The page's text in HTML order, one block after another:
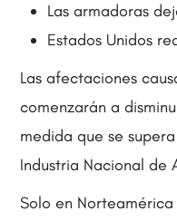
Las armadoras
Estados Unidos
Las afectaciones
comenzarán a
medida que se
Industria Nacional de
Solo en